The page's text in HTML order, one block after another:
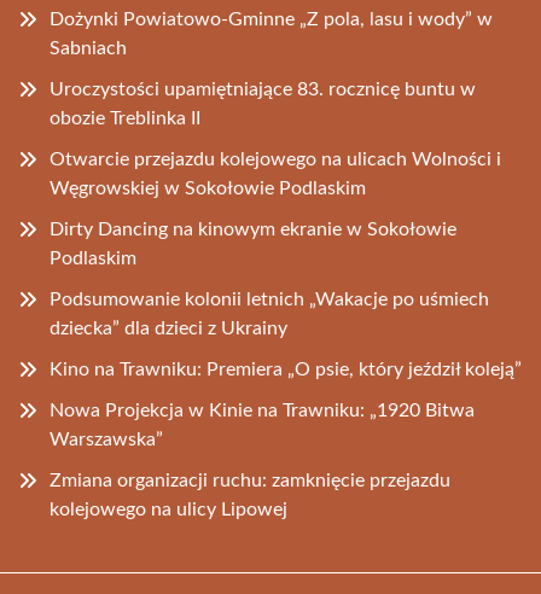
Dożynki Powiatowo-Gminne „Z pola, lasu i wody” w
Sabniach
Uroczystości upamiętniające 83. rocznicę buntu w
obozie Treblinka II
Otwarcie przejazdu kolejowego na ulicach Wolności i
Węgrowskiej w Sokołowie Podlaskim
Dirty Dancing na kinowym ekranie w Sokołowie
Podlaskim
Podsumowanie kolonii letnich „Wakacje po uśmiech
dziecka” dla dzieci z Ukrainy
Kino na Trawniku: Premiera „O psie, który jeździł koleją”
Nowa Projekcja w Kinie na Trawniku: „1920 Bitwa
Warszawska”
Zmiana organizacji ruchu: zamknięcie przejazdu
kolejowego na ulicy Lipowej